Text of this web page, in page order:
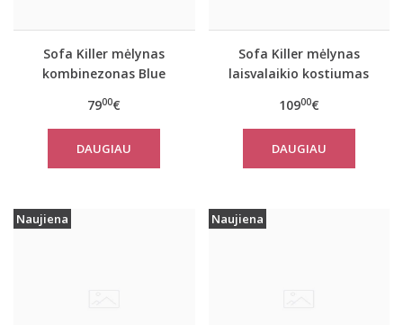
Sofa Killer mėlynas
kombinezonas Blue
7900€
DAUGIAU
Sofa Killer mėlynas
laisvalaikio kostiumas
10900€
DAUGIAU
Naujiena Naujiena